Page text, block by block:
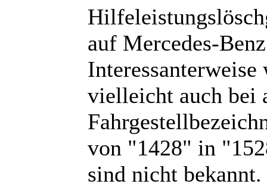
auf Mercedes-
vielleicht auch bei
von "1428" in
sind nicht bekannt.